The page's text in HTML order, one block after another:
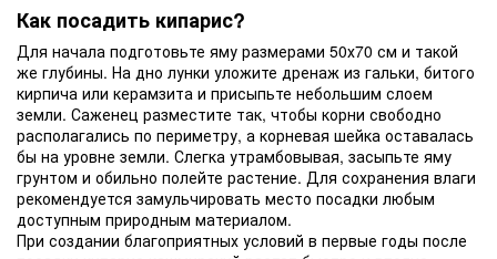
Как посадить кипарис?
Для начала подготовьте яму размерами 50х70 см и такой
же глубины. На дно лунки уложите дренаж из гальки, битого
кирпича или керамзита и присыпьте небольшим слоем
земли. Саженец разместите так, чтобы корни свободно
располагались по периметру, а корневая шейка оставалась
бы на уровне земли. Слегка утрамбовывая, засыпьте яму
грунтом и обильно полейте растение. Для сохранения влаги
рекомендуется замульчировать место посадки любым
доступным природным материалом.
При создании благоприятных условий в первые годы после